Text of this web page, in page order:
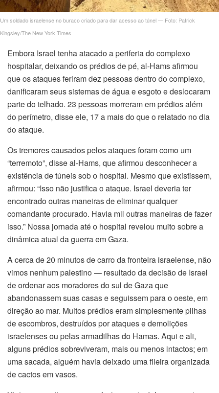
panel
panel
satın al
panel
panel
panel
panel
panel
Um soldado israelense no buraco criado para dar acesso ao túnel — Foto: Patrick
Kingsley/The New York Times
Embora Israel tenha atacado a periferia do complexo
hospitalar, deixando os prédios de pé, al-Hams afirmou
que os ataques feriram dez pessoas dentro do complexo,
danificaram seus sistemas de água e esgoto e deslocaram
parte do telhado. 23 pessoas morreram em prédios além
do perímetro, disse ele, 17 a mais do que o relatado no dia
do ataque.
Os tremores causados ​​pelos ataques foram como um
“terremoto”, disse al-Hams, que afirmou desconhecer a
existência de túneis sob o hospital. Mesmo que existissem,
afirmou: “Isso não justifica o ataque. Israel deveria ter
encontrado outras maneiras de eliminar qualquer
comandante procurado. Havia mil outras maneiras de fazer
isso.” Nossa jornada até o hospital revelou muito sobre a
dinâmica atual da guerra em Gaza.
A cerca de 20 minutos de carro da fronteira israelense, não
vimos nenhum palestino — resultado da decisão de Israel
de ordenar aos moradores do sul de Gaza que
abandonassem suas casas e seguissem para o oeste, em
direção ao mar. Muitos prédios eram simplesmente pilhas
de escombros, destruídos por ataques e demolições
israelenses ou pelas armadilhas do Hamas. Aqui e ali,
alguns prédios sobreviveram, mais ou menos intactos; em
uma sacada, alguém havia deixado uma fileira organizada
de cactos em vasos.